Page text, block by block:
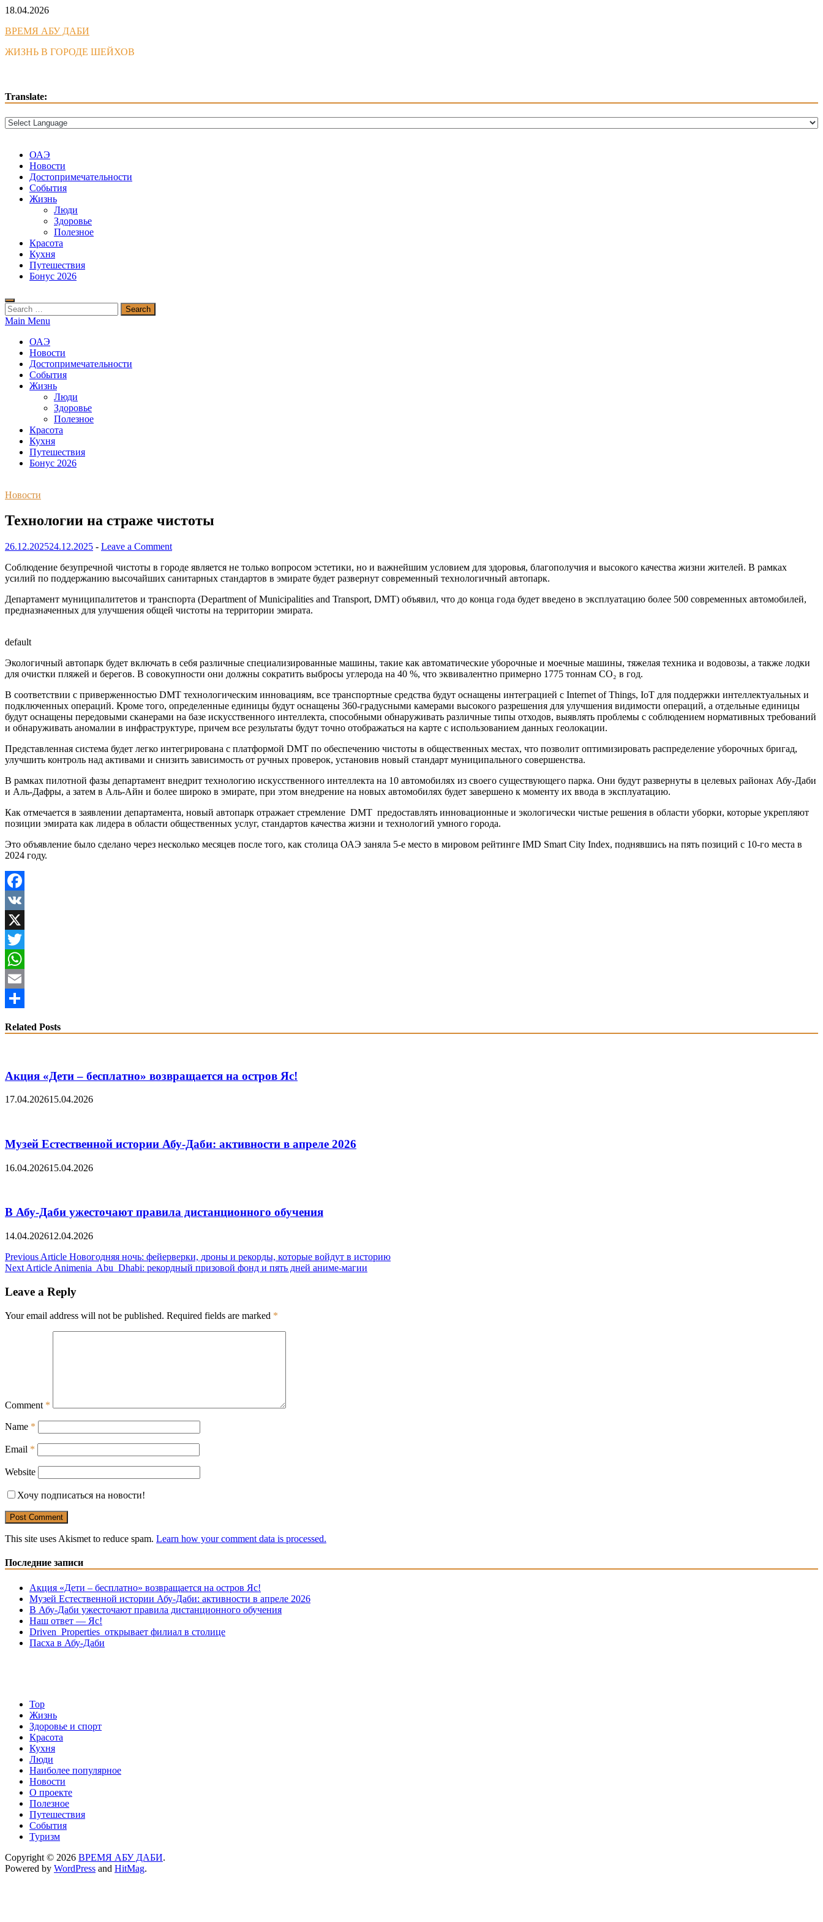
Skip
content
18.04.2026
ВРЕМЯ АБУ ДАБИ
ЖИЗНЬ В ГОРОДЕ ШЕЙХОВ
Translate:
ОАЭ
Новости
Достопримечательности
События
Жизнь
Люди
Здоровье
Полезное
Красота
Кухня
Путешествия
Бонус 2026
Search
for:
Main Menu
ОАЭ
Новости
Достопримечательности
События
Жизнь
Люди
Здоровье
Полезное
Красота
Кухня
Путешествия
Бонус 2026
Новости
Технологии на страже чистоты
26.12.202524.12.2025 - Leave a Comment
Соблюдение безупречной чистоты в городе является не только вопросом эстетики, но и важнейшим условием для здоровья, благополучия и высокого качества жизни жителей. В рамках
усилий по поддержанию высочайших санитарных стандартов в эмирате будет развернут современный технологичный автопарк.
Департамент муниципалитетов и транспорта (Department of Municipalities and Transport, DMT) объявил, что до конца года будет введено в эксплуатацию более 500 современных автомобилей,
предназначенных для улучшения общей чистоты на территории эмирата.
default
Экологичный автопарк будет включать в себя различные специализированные машины, такие как автоматические уборочные и моечные машины, тяжелая техника и водовозы, а также лодки
для очистки пляжей и берегов. В совокупности они должны сократить выбросы углерода на 40 %, что эквивалентно примерно 1775 тоннам CO₂ в год.
В соответствии с приверженностью DMT технологическим инновациям, все транспортные средства будут оснащены интеграцией с Internet of Things, IoT для поддержки интеллектуальных и
подключенных операций. Кроме того, определенные единицы будут оснащены 360-градусными камерами высокого разрешения для улучшения видимости операций, а отдельные единицы
будут оснащены передовыми сканерами на базе искусственного интеллекта, способными обнаруживать различные типы отходов, выявлять проблемы с соблюдением нормативных требований
и обнаруживать аномалии в инфраструктуре, причем все результаты будут точно отображаться на карте с использованием данных геолокации.
Представленная система будет легко интегрирована с платформой DMT по обеспечению чистоты в общественных местах, что позволит оптимизировать распределение уборочных бригад,
улучшить контроль над активами и снизить зависимость от ручных проверок, установив новый стандарт муниципального совершенства.
В рамках пилотной фазы департамент внедрит технологию искусственного интеллекта на 10 автомобилях из своего существующего парка. Они будут развернуты в целевых районах Абу-Даби
и Аль-Дафры, а затем в Аль-Айн и более широко в эмирате, при этом внедрение на новых автомобилях будет завершено к моменту их ввода в эксплуатацию.
Как отмечается в заявлении департамента, новый автопарк отражает стремление DMT предоставлять инновационные и экологически чистые решения в области уборки, которые укрепляют
позиции эмирата как лидера в области общественных услуг, стандартов качества жизни и технологий умного города.
Это объявление было сделано через несколько месяцев после того, как столица ОАЭ заняла 5-е место в мировом рейтинге IMD Smart City Index, поднявшись на пять позиций с 10-го места в
2024 году.
Facebook
VK
X
Twitter
WhatsApp
Email
Related Posts
Акция «Дети – бесплатно» возвращается на остров Яс!
17.04.202615.04.2026
Музей Eстественной истории Абу-Даби: активности в апреле 2026
16.04.202615.04.2026
В Абу-Даби ужесточают правила дистанционного обучения
14.04.202612.04.2026
Post
navigation
Previous Article Новогодняя ночь: фейерверки, дроны и рекорды, которые войдут в историю
Next Article Animenia Abu Dhabi: рекордный призовой фонд и пять дней аниме-магии
Leave a Reply
Your email address will not be published. Required fields are marked *
Comment *
Name *
Email *
Website
Хочу подписаться на новости!
This site uses Akismet to reduce spam. Learn how your comment data is processed.
Последние записи
Акция «Дети – бесплатно» возвращается на остров Яс!
Музей Eстественной истории Абу-Даби: активности в апреле 2026
В Абу-Даби ужесточают правила дистанционного обучения
Наш ответ — Яс!
Driven Properties открывает филиал в столице
Пасха в Абу-Даби
Top
Жизнь
Здоровье и спорт
Красота
Кухня
Люди
Наиболее популярное
Новости
О проекте
Полезное
Путешествия
События
Туризм
Copyright © 2026 ВРЕМЯ АБУ ДАБИ.
Powered by WordPress and HitMag.